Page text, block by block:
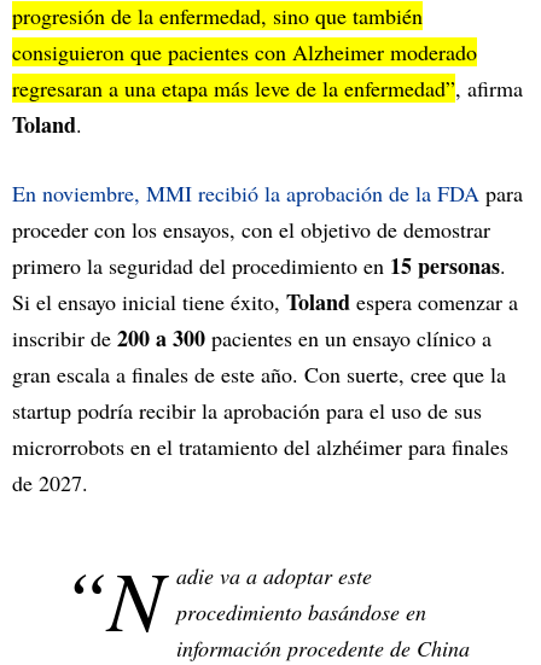
progresión de la enfermedad, sino que también
consiguieron que pacientes con Alzheimer moderado
regresaran a una etapa más leve de la enfermedad”, afirma
Toland.
En noviembre, MMI recibió la aprobación de la FDA para
proceder con los ensayos, con el objetivo de demostrar
primero la seguridad del procedimiento en 15 personas.
Si el ensayo inicial tiene éxito, Toland espera comenzar a
inscribir de 200 a 300 pacientes en un ensayo clínico a
gran escala a finales de este año. Con suerte, cree que la
startup podría recibir la aprobación para el uso de sus
microrrobots en el tratamiento del alzhéimer para finales
de 2027.
“N adie va a adoptar este
procedimiento basándose en
información procedente de China